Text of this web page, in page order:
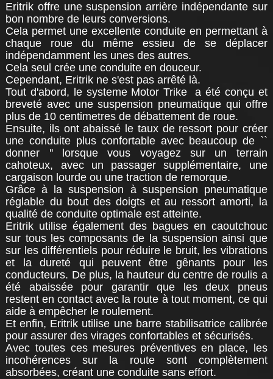
Eritrik offre une suspension arrière indépendante sur
bon nombre de leurs conversions.
Cela permet une excellente conduite en permettant à
chaque roue du même essieu de se déplacer
indépendamment les unes des autres.
Cela seul crée une conduite en douceur.
Cependant, Eritrik ne s'est pas arrêté là.
Tout d'abord, le systeme Motor Trike a été conçu et
breveté avec une suspension pneumatique qui offre
plus de 10 centimetres de débattement de roue.
Ensuite, ils ont abaissé le taux de ressort pour créer
une conduite plus confortable avec beaucoup de ``
donner '' lorsque vous voyagez sur un terrain
cahoteux, avec un passager supplémentaire, une
cargaison lourde ou une traction de remorque.
Grâce à la suspension à suspension pneumatique
réglable du bout des doigts et au ressort amorti, la
qualité de conduite optimale est atteinte.
Eritrik utilise également des bagues en caoutchouc
sur tous les composants de la suspension ainsi que
sur les différentiels pour réduire le bruit, les vibrations
et la dureté qui peuvent être gênants pour les
conducteurs. De plus, la hauteur du centre de roulis a
été abaissée pour garantir que les deux pneus
restent en contact avec la route à tout moment, ce qui
aide à empêcher le roulement.
Et enfin, Eritrik utilise une barre stabilisatrice calibrée
pour assurer des virages confortables et sécurisés.
Avec toutes ces mesures préventives en place, les
incohérences sur la route sont complètement
absorbées, créant une conduite sans effort.